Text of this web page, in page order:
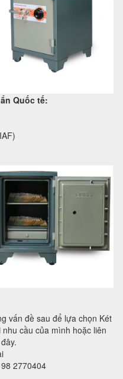
Quốc tế:
vấn đề sau để lựa chọn Két
cầu của mình hoặc liên
2770404